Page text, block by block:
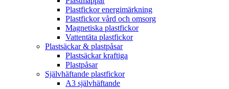
Plastfickor energimärkning
Plastfickor vård och omsorg
Magnetiska plastfickor
Vattentäta plastfickor
Plastsäckar & plastpåsar
Plastsäckar kraftiga
Plastpåsar
Självhäftande plastfickor
A3 självhäftande